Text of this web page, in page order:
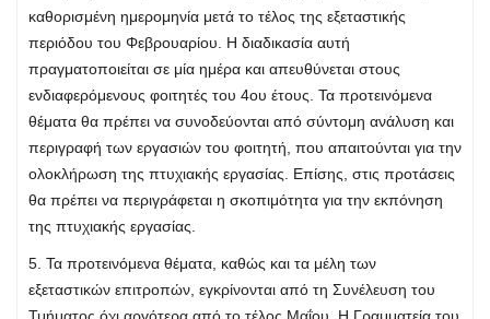
καθορισμένη ημερομηνία μετά το τέλος της εξεταστικής
περιόδου του Φεβρουαρίου. Η διαδικασία αυτή
πραγματοποιείται σε μία ημέρα και απευθύνεται στους
ενδιαφερόμενους φοιτητές του 4ου έτους. Τα προτεινόμενα
θέματα θα πρέπει να συνοδεύονται από σύντομη ανάλυση και
περιγραφή των εργασιών του φοιτητή, που απαιτούνται για την
ολοκλήρωση της πτυχιακής εργασίας. Επίσης, στις προτάσεις
θα πρέπει να περιγράφεται η σκοπιμότητα για την εκπόνηση
της πτυχιακής εργασίας.
5. Τα προτεινόμενα θέματα, καθώς και τα μέλη των
εξεταστικών επιτροπών, εγκρίνονται από τη Συνέλευση του